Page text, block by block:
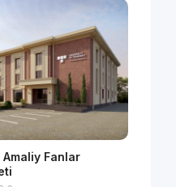
Fanlar